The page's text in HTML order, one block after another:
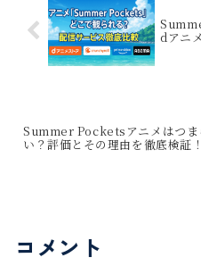
dアニ
Summer Pocketsアニメはつま
い？評価とその理由を徹底検証！
コメント